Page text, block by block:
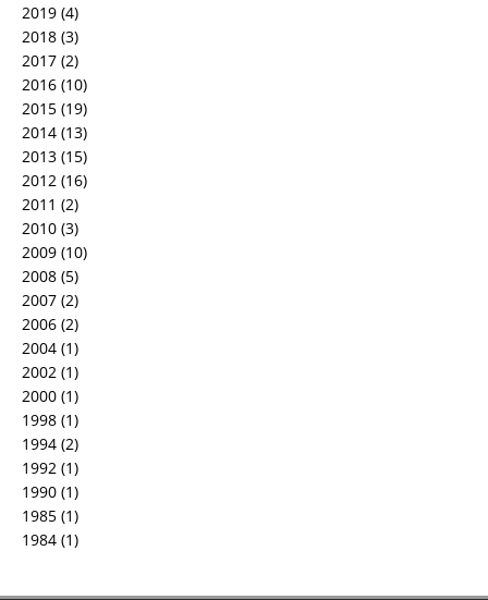
2019 (4)
2018 (3)
2017 (2)
2016 (10)
2015 (19)
2014 (13)
2013 (15)
2012 (16)
2011 (2)
2010 (3)
2009 (10)
2008 (5)
2007 (2)
2006 (2)
2004 (1)
2002 (1)
2000 (1)
1998 (1)
1994 (2)
1992 (1)
1990 (1)
1985 (1)
1984 (1)